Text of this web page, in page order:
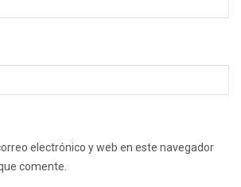
electrónico y web en este navegador
comente.